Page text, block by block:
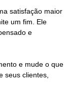
satisfação maior
um fim. Ele
e
e mude o que
seus clientes,